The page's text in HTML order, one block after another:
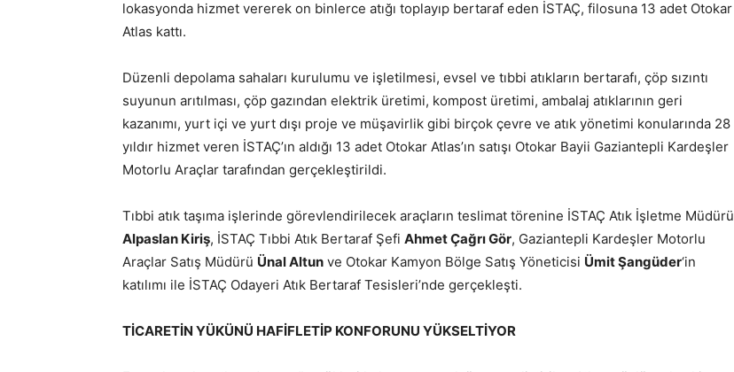
lokasyonda hizmet vererek on binlerce atığı toplayıp bertaraf eden İSTAÇ, filosuna 13 adet Otokar
Atlas kattı.
Düzenli depolama sahaları kurulumu ve işletilmesi, evsel ve tıbbi atıkların bertarafı, çöp sızıntı
suyunun arıtılması, çöp gazından elektrik üretimi, kompost üretimi, ambalaj atıklarının geri
kazanımı, yurt içi ve yurt dışı proje ve müşavirlik gibi birçok çevre ve atık yönetimi konularında 28
yıldır hizmet veren İSTAÇ’ın aldığı 13 adet Otokar Atlas’ın satışı Otokar Bayii Gaziantepli Kardeşler
Motorlu Araçlar tarafından gerçekleştirildi.
Tıbbi atık taşıma işlerinde görevlendirilecek araçların teslimat törenine İSTAÇ Atık İşletme Müdürü
Alpaslan Kiriş, İSTAÇ Tıbbi Atık Bertaraf Şefi Ahmet Çağrı Gör, Gaziantepli Kardeşler Motorlu
Araçlar Satış Müdürü Ünal Altun ve Otokar Kamyon Bölge Satış Yöneticisi Ümit Şangüder‘in
katılımı ile İSTAÇ Odayeri Atık Bertaraf Tesisleri’nde gerçekleşti.
TİCARETİN YÜKÜNÜ HAFİFLETİP KONFORUNU YÜKSELTİYOR